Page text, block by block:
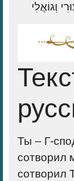
וְגוֹאֲלִי
Ты – Г-
сотворил
сотворил